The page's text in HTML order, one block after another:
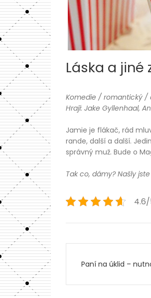
Láska a jiné
Komedie / romantický /
Hrají: Jake Gyllenhaal,
Jamie je flákač, rád
rande, další a další.
správný muž. Bude o
Tak co, dámy? Našly
Paní na úklid –